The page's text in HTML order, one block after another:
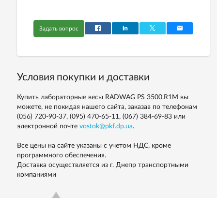
Задать вопрос
Условия покупки и доставки
Купить лабораторные весы RADWAG PS 3500.R1M вы
можете, не покидая нашего сайта, заказав по телефонам
(056) 720-90-37, (095) 470-65-11, (067) 384-69-83 или
электронной почте vostok@pkf.dp.ua.
Все цены на сайте указаны с учетом НДС, кроме
программного обеспечения.
Доставка осуществляется из г. Днепр транспортными
компаниями